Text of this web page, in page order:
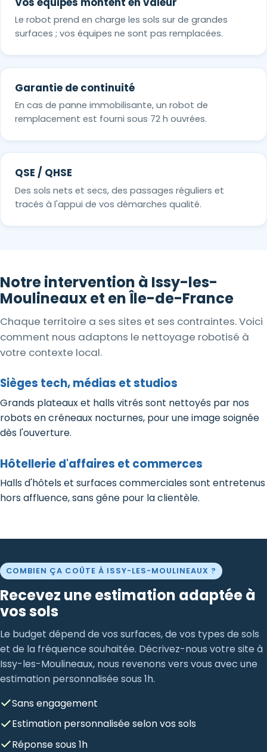
Le robot prend en charge les sols sur de grandes
surfaces ; vos équipes ne sont pas remplacées.
Garantie de continuité
En cas de panne immobilisante, un robot de
remplacement est fourni sous 72 h ouvrées.
QSE / QHSE
Des sols nets et secs, des passages réguliers et
tracés à l'appui de vos démarches qualité.
Notre intervention à Issy-les-
Moulineaux et en Île-de-France
Chaque territoire a ses sites et ses contraintes. Voici
comment nous adaptons le nettoyage robotisé à
votre contexte local.
Sièges tech, médias et studios
Grands plateaux et halls vitrés sont nettoyés par nos
robots en créneaux nocturnes, pour une image soignée
dès l'ouverture.
Hôtellerie d'affaires et commerces
Halls d'hôtels et surfaces commerciales sont entretenus
hors affluence, sans gêne pour la clientèle.
COMBIEN ÇA COÛTE À ISSY-LES-MOULINEAUX ?
Recevez une estimation adaptée à
vos sols
Le budget dépend de vos surfaces, de vos types de sols
et de la fréquence souhaitée. Décrivez-nous votre site à
Issy-les-Moulineaux, nous revenons vers vous avec une
estimation personnalisée sous 1h.
Sans engagement
Estimation personnalisée selon vos sols
Réponse sous 1h